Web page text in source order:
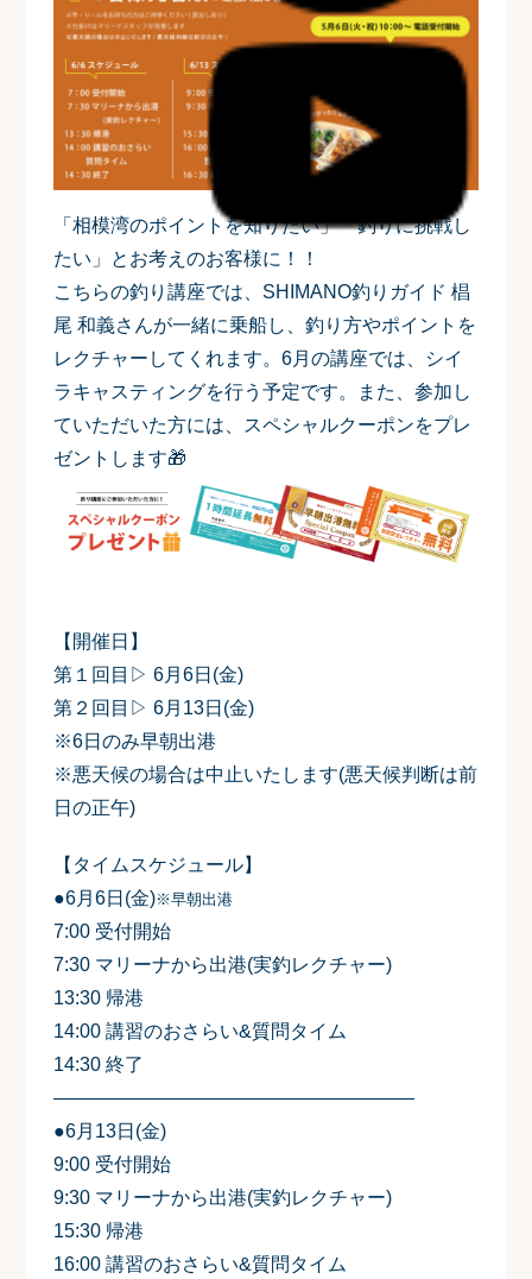
「相模湾のポイントを知りたい」「釣りに挑戦し
たい」とお考えのお客様に！！
こちらの釣り講座では、SHIMANO釣りガイド 椙
尾 和義さんが一緒に乗船し、釣り方やポイントを
レクチャーしてくれます。6月の講座では、
シイ
ラキャスティングを行う予定です。また、参加し
ていただいた方には、スペシャルクーポンをプレ
ゼントします🎁
【開催日】
第１回目▷ 6月6日(金)
第２回目▷ 6月13日(金)
※6日のみ早朝出港
※悪天候の場合は中止いたします(悪天候判断は前
日の正午)
【タイムスケジュール】
●6月6日(金)※早朝出港
7:00 受付開始
7:30 マリーナから出港(実釣レクチャー)
13:30 帰港
14:00 講習のおさらい&質問タイム
14:30 終了
―――――――――――――――――――
●6月13日(金)
9:00 受付開始
9:30 マリーナから出港(実釣レクチャー)
15:30 帰港
16:00 講習のおさらい&質問タイム